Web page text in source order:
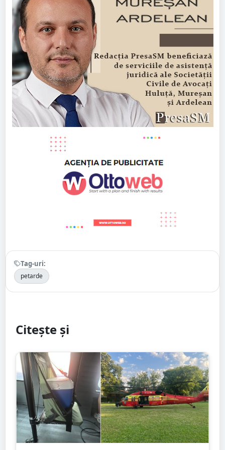
Tag-uri:
petarde
Citește și